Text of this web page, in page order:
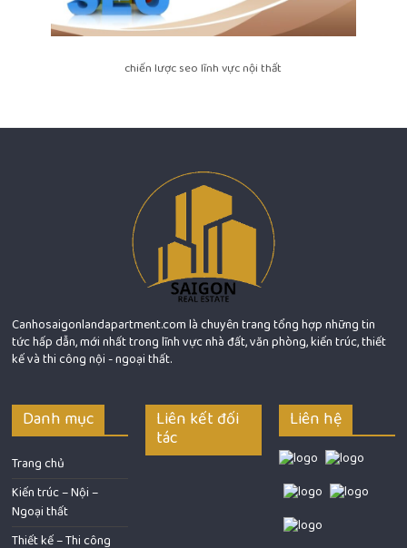
chiến lược seo lĩnh vực nội thất
Canhosaigonlandapartment.com là chuyên trang tổng hợp những tin
tức hấp dẫn, mới nhất trong lĩnh vực nhà đất, văn phòng, kiến trúc, thiết
kế và thi công nội - ngoại thất.
Danh mục
Trang chủ
Kiến trúc – Nội –
Ngoại thất
Thiết kế – Thi công
Liên kết đối
tác
Liên hệ